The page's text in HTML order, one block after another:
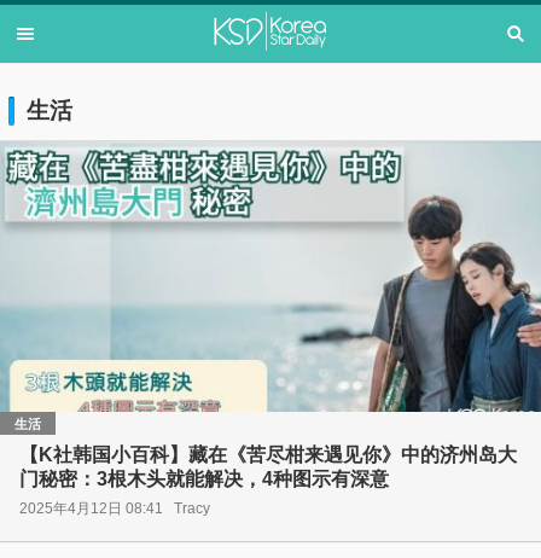
生活
生活
【K社韩国小百科】藏在《苦尽柑来遇见你》中的济州岛大
门秘密：3根木头就能解决，4种图示有深意
2025年4月12日 08:41 Tracy